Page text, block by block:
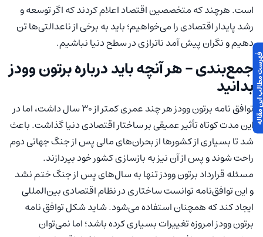
است. هرچند که متخصصین اقتصاد اعلام کردند که اگر توسعه و
رشد پایدار اقتصادی را می‌خواهیم؛ باید به برخی از ناعدالتی‌ها تن
دهیم و نگران پیش آمد ناترازی در سطح دنیا نباشیم.
جمع‌بندی – هر آنچه باید درباره برتون وودز
بدانید
توافق نامه برتون وودز هر چند عمری کمتر از ۳۰ سال داشت، اما در
این مدت کوتاه تأثیر عمیقی بر ساختار اقتصادی دنیا گذاشت. باعث
شد تا بسیاری از کشورها از بحران‌های مالی پس از جنگ جهانی دوم
راحت شوند و پس از آن نیز به بازسازی کشور خود بپردازند.
مسئله قرارداد برتون وودز تنها به سال‌های پس از جنگ ختم نشد
و این توافق‌نامه توانست ساختاری در نظام اقتصادی بین‌المللی
ایجاد کند که همچنان استفاده می‌شود. شاید شکل توافق نامه
برتون وودز امروزه تغییرات بسیاری کرده باشد؛ اما نمی‌توان
مقاله